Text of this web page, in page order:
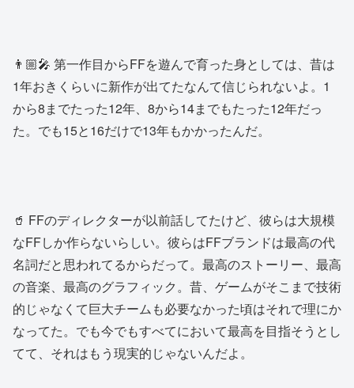
👨🏼‍🎤 第一作目からFFを遊んで育った身としては、昔は
1年おきくらいに新作が出てたなんて信じられないよ。1
から8までたった12年、8から14までもたった12年だっ
た。でも15と16だけで13年もかかったんだ。
🥤 FFのディレクターが以前話してたけど、彼らは大規模
なFFしか作らないらしい。彼らはFFブランドは最高の代
名詞だと思われてるからだって。最高のストーリー、最高
の音楽、最高のグラフィック。昔、ゲームがそこまで技術
的じゃなくて巨大チームも必要なかった頃はそれで理にか
なってた。でも今でもすべてにおいて最高を目指そうとし
てて、それはもう現実的じゃないんだよ。